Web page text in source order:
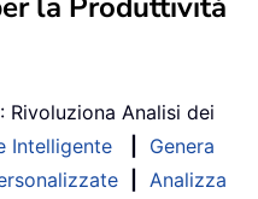
: Rivoluziona Analisi dei
Intelligente
Genera
Analizza